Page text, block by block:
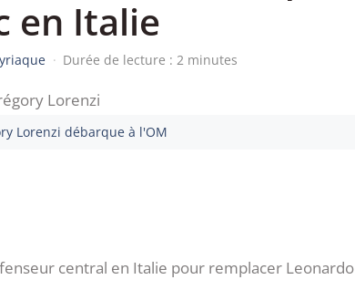
en Italie
· Durée de lecture : 2 minutes
Lorenzi débarque à l'OM
central en Italie pour remplacer Leonardo